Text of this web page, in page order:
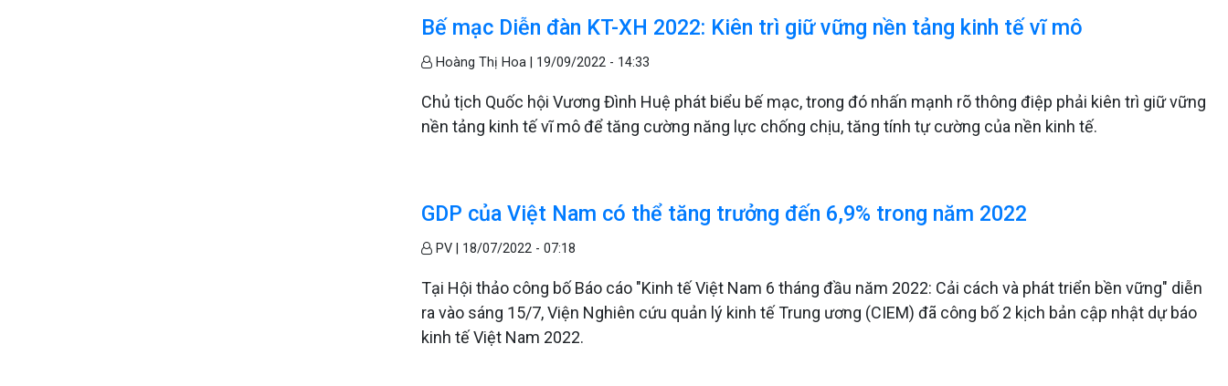
Bế mạc Diễn đàn KT-XH 2022: Kiên trì giữ vững nền tảng kinh tế vĩ mô
Hoàng Thị Hoa | 19/09/2022 - 14:33
Chủ tịch Quốc hội Vương Đình Huệ phát biểu bế mạc, trong đó nhấn mạnh rõ thông điệp phải kiên trì giữ vững
nền tảng kinh tế vĩ mô để tăng cường năng lực chống chịu, tăng tính tự cường của nền kinh tế.
GDP của Việt Nam có thể tăng trưởng đến 6,9% trong năm 2022
PV | 18/07/2022 - 07:18
Tại Hội thảo công bố Báo cáo "Kinh tế Việt Nam 6 tháng đầu năm 2022: Cải cách và phát triển bền vững" diễn
ra vào sáng 15/7, Viện Nghiên cứu quản lý kinh tế Trung ương (CIEM) đã công bố 2 kịch bản cập nhật dự báo
kinh tế Việt Nam 2022.